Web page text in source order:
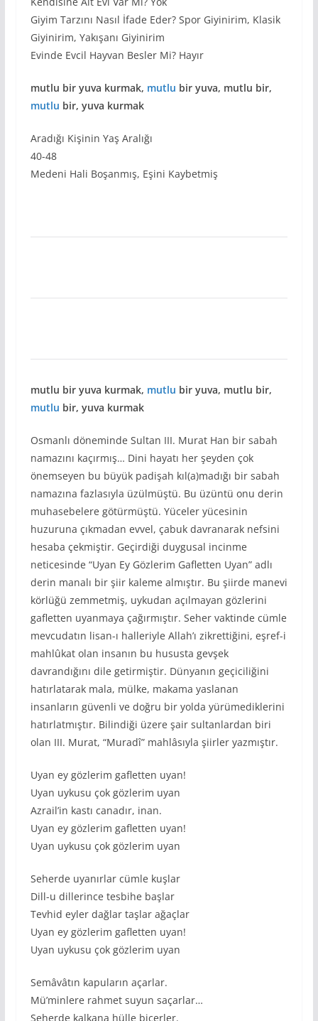
Giyim Tarzını Nasıl İfade Eder? Spor Giyinirim, Klasik
Giyinirim, Yakışanı Giyinirim
Evinde Evcil Hayvan Besler Mi? Hayır
mutlu bir yuva kurmak, mutlu bir yuva, mutlu bir,
mutlu bir, yuva kurmak
Aradığı Kişinin Yaş Aralığı
40-48
Medeni Hali Boşanmış, Eşini Kaybetmiş
mutlu bir yuva kurmak, mutlu bir yuva, mutlu bir,
mutlu bir, yuva kurmak
Osmanlı döneminde Sultan III. Murat Han bir sabah
namazını kaçırmış… Dini hayatı her şeyden çok
önemseyen bu büyük padişah kıl(a)madığı bir sabah
namazına fazlasıyla üzülmüştü. Bu üzüntü onu derin
muhasebelere götürmüştü. Yüceler yücesinin
huzuruna çıkmadan evvel, çabuk davranarak nefsini
hesaba çekmiştir. Geçirdiği duygusal incinme
neticesinde “Uyan Ey Gözlerim Gafletten Uyan” adlı
derin manalı bir şiir kaleme almıştır. Bu şiirde manevi
körlüğü zemmetmiş, uykudan açılmayan gözlerini
gafletten uyanmaya çağırmıştır. Seher vaktinde cümle
mevcudatın lisan-ı halleriyle Allah’ı zikrettiğini, eşref-i
mahlûkat olan insanın bu hususta gevşek
davrandığını dile getirmiştir. Dünyanın geçiciliğini
hatırlatarak mala, mülke, makama yaslanan
insanların güvenli ve doğru bir yolda yürümediklerini
hatırlatmıştır. Bilindiği üzere şair sultanlardan biri
olan III. Murat, “Muradî” mahlâsıyla şiirler yazmıştır.
Uyan ey gözlerim gafletten uyan!
Uyan uykusu çok gözlerim uyan
Azrail’in kastı canadır, inan.
Uyan ey gözlerim gafletten uyan!
Uyan uykusu çok gözlerim uyan
Seherde uyanırlar cümle kuşlar
Dill-u dillerince tesbihe başlar
Tevhid eyler dağlar taşlar ağaçlar
Uyan ey gözlerim gafletten uyan!
Uyan uykusu çok gözlerim uyan
Semâvâtın kapuların açarlar.
Mü’minlere rahmet suyun saçarlar…
Seherde kalkana hülle biçerler.